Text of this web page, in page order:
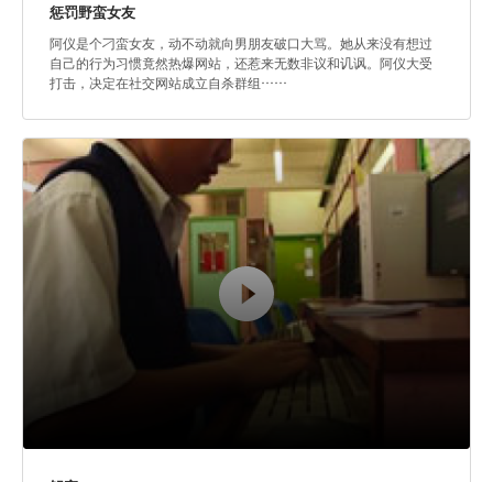
惩罚野蛮女友
阿仪是个刁蛮女友，动不动就向男朋友破口大骂。她从来没有想过
自己的行为习惯竟然热爆网站，还惹来无数非议和讥讽。阿仪大受
打击，决定在社交网站成立自杀群组……